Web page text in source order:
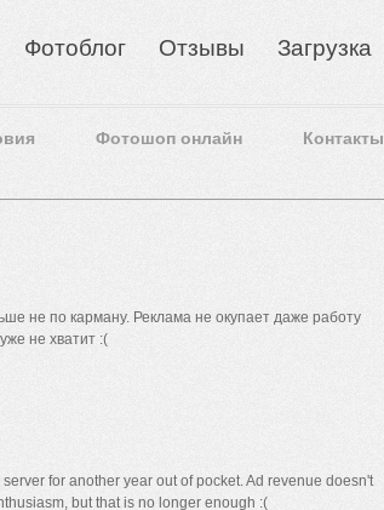
Фотоблог Отзывы Загрузка
Фотошоп онлайн Контакты
не по карману. Реклама не окупает даже работу
не хватит :(
for another year out of pocket. Ad revenue doesn't
but that is no longer enough :(